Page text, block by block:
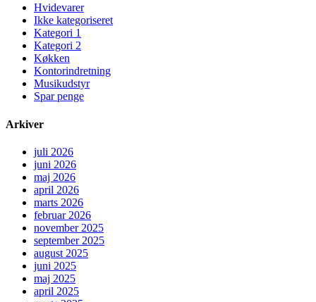
Hvidevarer
Ikke kategoriseret
Kategori 1
Kategori 2
Køkken
Kontorindretning
Musikudstyr
Spar penge
Arkiver
juli 2026
juni 2026
maj 2026
april 2026
marts 2026
februar 2026
november 2025
september 2025
august 2025
juni 2025
maj 2025
april 2025